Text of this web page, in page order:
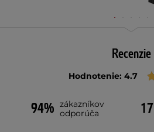
Recenzie
Hodnotenie: 4.7
94% zákazníkov
odporúča
17